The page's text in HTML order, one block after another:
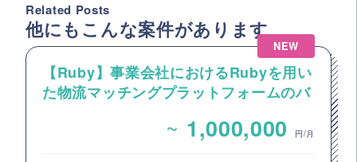
Related Posts
他にもこんな案件があります
NEW
【Ruby】事業会社におけるRubyを用い
た物流マッチングプラットフォームのバ
~ 1,000,000 円/月